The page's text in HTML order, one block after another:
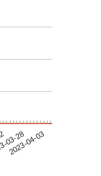
03-28
2023-04-03